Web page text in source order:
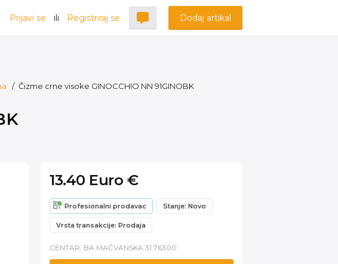
Dodaj artikal
Registriraj se
ili
Prijavi se
/ Čizme crne visoke GINOCCHIO NN 91GINOBK
13.40 Euro €
Profesionalni prodavac Stanje: Novo
Vrsta transakcije: Prodaja
CENTAR, BA MAČVANSKA 31 76300